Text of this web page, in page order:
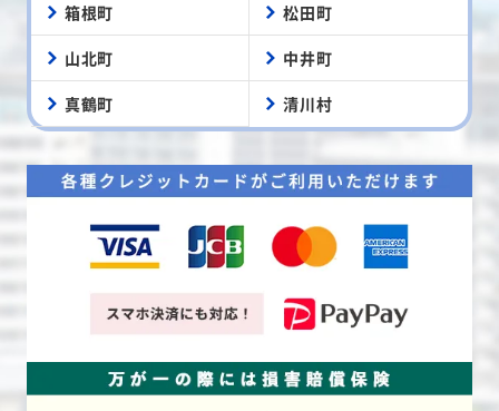
箱根町 松田町
山北町 中井町
真鶴町 清川村